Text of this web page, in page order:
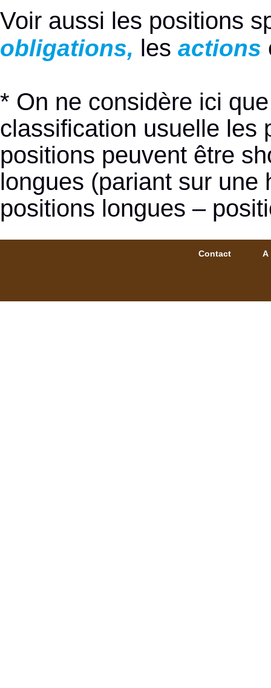
Voir aussi les positions
obligations, lesactions
* On ne considère ici
classification usuelle les
positions peuvent être
longues (pariant sur une
positions longues –
Contact A